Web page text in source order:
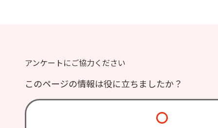
アンケートにご協力ください
このページの情報は役に立ちましたか？